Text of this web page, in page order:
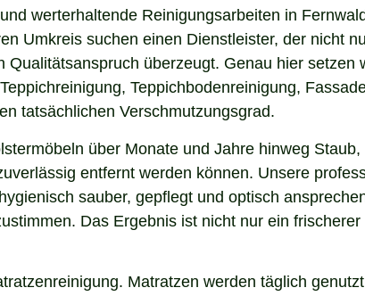
werterhaltende Reinigungsarbeiten in
Umkreis suchen einen Dienstleister, der nicht
Qualitätsanspruch überzeugt. Genau hier
Teppichbodenreinigung,
tatsächlichen Verschmutzungsgrad.
über Monate und Jahre hinweg
entfernt werden können. Unsere
sauber, gepflegt und optisch
Das Ergebnis ist nicht nur ein
Matratzen werden täglich